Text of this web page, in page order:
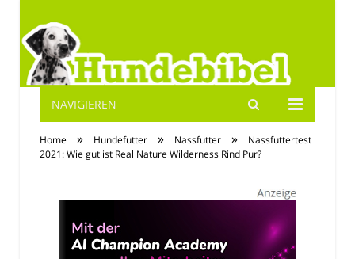
Hundebibel.de
NAVIGIEREN
Home » Hundefutter » Nassfutter »
Nassfuttertest
2021: Wie gut ist Real Nature Wilderness Rind Pur?